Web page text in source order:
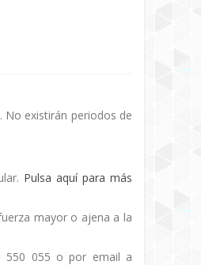
No existirán periodos de
Pulsa aquí para más
mayor o ajena a la
550 055 o por email a